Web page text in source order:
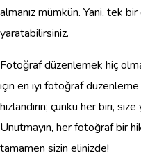
almanız mümkün. Yani, tek
yaratabilirsiniz.
Fotoğraf düzenlemek hiç
için en iyi fotoğraf düzenleme
hızlandırın; çünkü her biri,
Unutmayın, her fotoğraf bir
tamamen sizin elinizde!